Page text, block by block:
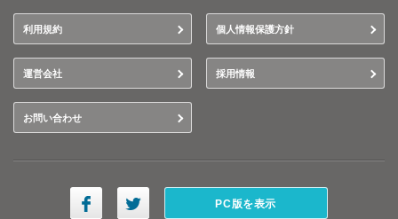
利用規約 個人情報保護方針
運営会社 採用情報
お問い合わせ
PC版を表示